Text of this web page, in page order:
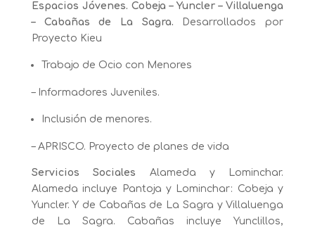
Espacios Jóvenes. Cobeja – Yuncler – Villaluenga
– Cabañas de La Sagra.
Desarrollados por
Proyecto Kieu
Trabajo de Ocio con Menores
– Informadores Juveniles.
Inclusión de menores.
– APRISCO. Proyecto de planes de vida
Servicios Sociales Alameda y Lominchar.
Alameda incluye Pantoja y Lominchar: Cobeja y
Yuncler. Y de Cabañas de La Sagra y Villaluenga
de La Sagra. Cabañas incluye Yunclillos,